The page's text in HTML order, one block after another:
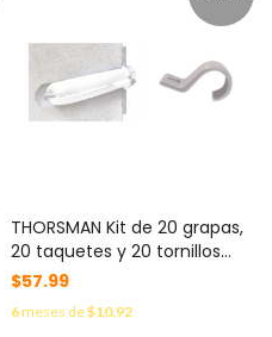
THORSMAN Kit de 20 grapas,
20 taquetes y 20 tornillos
para sujetar conductores
redondos o tubo en muro
MOD: TK-57
$57.99
6meses de$10.92